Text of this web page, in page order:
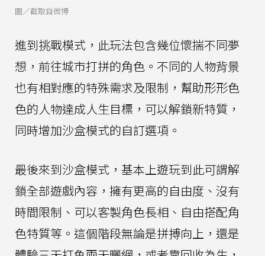
圖／截取自微博
進到挑戰模式，此玩法包含幾位懷揣不同夢
想，前往城市打拼的角色。不同的人物背景
也有相對應的特殊需求及限制，幫助形形色
色的人物達成人生目標，可以解鎖新特質，
同時增加沙盒模式的自訂選項。
最後來到沙盒模式，基本上遊玩到此可謂解
鎖全部遊戲內容，擁有更高的自由度、沒有
時間限制、可以客製角色長相、自由搭配角
色特質等。這個階段無論是拼搏向上，還是